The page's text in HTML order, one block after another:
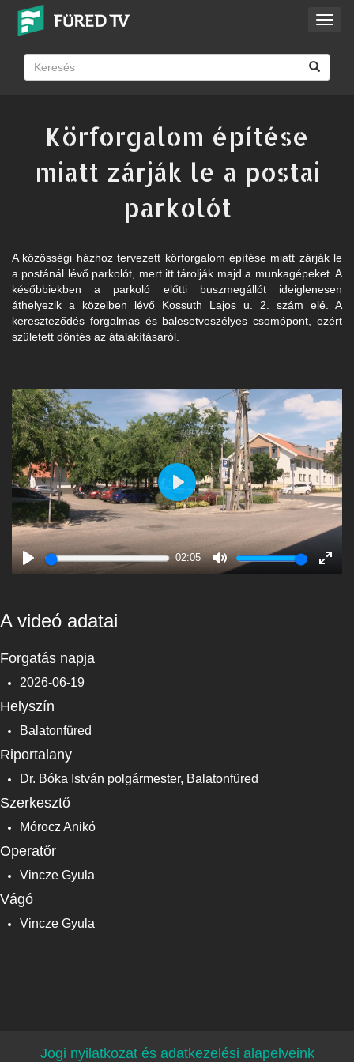
Körforgalom építése
miatt zárják le a postai
parkolót
A közösségi házhoz tervezett körforgalom építése miatt zárják le
a postánál lévő parkolót, mert itt tárolják majd a munkagépeket. A
későbbiekben a parkoló előtti buszmegállót ideiglenesen
áthelyezik a közelben lévő Kossuth Lajos u. 2. szám elé. A
kereszteződés forgalmas és balesetveszélyes csomópont, ezért
született döntés az átalakításáról.
Play
02:05
Mute
Play
A videó adatai
Forgatás napja
2026-06-19
Helyszín
Balatonfüred
Riportalany
Dr. Bóka István polgármester, Balatonfüred
Szerkesztő
Mórocz Anikó
Operatőr
Vincze Gyula
Vágó
Vincze Gyula
Jogi nyilatkozat és adatkezelési alapelveink